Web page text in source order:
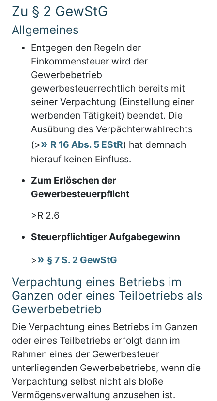
Zu § 2 GewStG
Allgemeines
Entgegen den Regeln der
Einkommensteuer wird der
Gewerbebetrieb
gewerbesteuerrechtlich bereits mit
seiner Verpachtung (Einstellung einer
werbenden Tätigkeit) beendet. Die
Ausübung des Verpächterwahlrechts
(>
R 16 Abs. 5 EStR) hat demnach
hierauf keinen Einfluss.
Zum Erlöschen der
Gewerbesteuerpflicht
>R 2.6
Steuerpflichtiger Aufgabegewinn
>
§ 7 S. 2 GewStG
Verpachtung eines Betriebs im
Ganzen oder eines Teilbetriebs als
Gewerbebetrieb
Die Verpachtung eines Betriebs im Ganzen
oder eines Teilbetriebs erfolgt dann im
Rahmen eines der Gewerbesteuer
unterliegenden Gewerbebetriebs, wenn die
Verpachtung selbst nicht als bloße
Vermögensverwaltung anzusehen ist.